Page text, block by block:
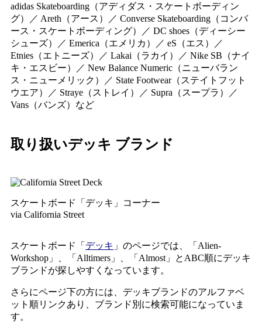
adidas Skateboarding（アディダス・スケートボーディン
グ）／ Areth（アース）／ Converse Skateboarding（コンバ
ース・スケートボーディング）／ DC shoes（ディーシー
シューズ）／ Emerica（エメリカ）／ eS（エス）／
Etnies（エトニーズ）／ Lakai（ラカイ）／ Nike SB（ナイ
キ・エスビー）／ New Balance Numeric（ニューバラン
ス・ニューメリック）／ State Footwear（ステイトフット
ウエア）／ Straye（ストレイ）／ Supra（スープラ）／
Vans（バンズ）など
取り扱いデッキ ブランド
スケートボード「デッキ」コーナー
via California Street
スケートボード「 デッキ 」のページでは、「Alien-
Workshop」、「Alltimers」、「Almost」とABC順にデッキ
ブランドが探しやすくなっています。
さらにページ下の方には、デッキブランドのアルファベ
ット順リンクあり、ブランド別に検索可能になっていま
す。